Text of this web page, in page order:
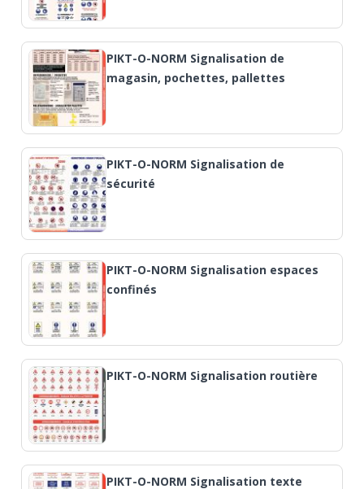
PIKT-O-NORM Signalisation de
magasin, pochettes, pallettes
PIKT-O-NORM Signalisation de
sécurité
PIKT-O-NORM Signalisation espaces
confinés
PIKT-O-NORM Signalisation routière
PIKT-O-NORM Signalisation texte